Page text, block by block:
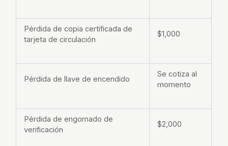
Pérdida de copia certificada de
tarjeta de circulación
$1,000
Pérdida de llave de encendido
Se cotiza al
momento
Pérdida de engomado de
verificación
$2,000